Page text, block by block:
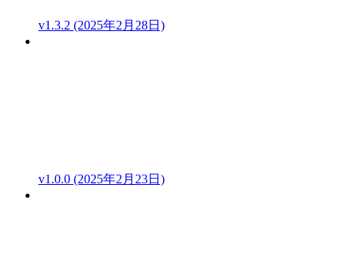
v1.3.2 (2025年2月28日)
v1.0.0 (2025年2月23日)